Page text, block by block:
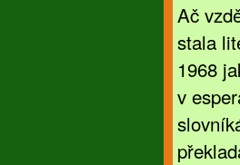
Ač
stala
1968
v